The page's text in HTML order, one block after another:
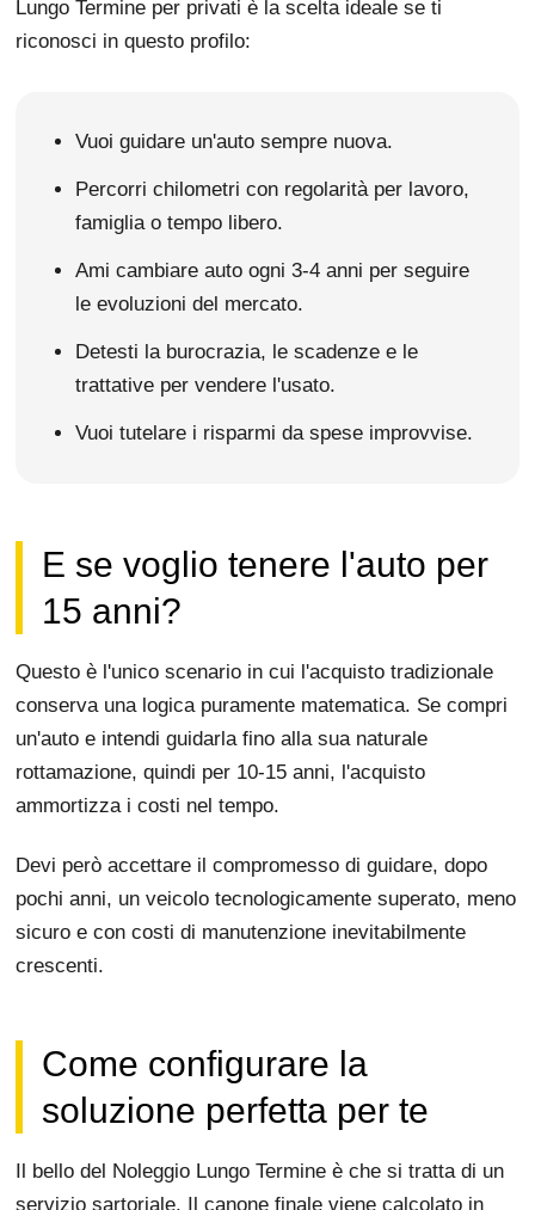
Lungo Termine per privati è la scelta ideale se ti
riconosci in questo profilo:
Vuoi guidare un'auto sempre nuova.
Percorri chilometri con regolarità per lavoro,
famiglia o tempo libero.
Ami cambiare auto ogni 3-4 anni per seguire
le evoluzioni del mercato.
Detesti la burocrazia, le scadenze e le
trattative per vendere l'usato.
Vuoi tutelare i risparmi da spese improvvise.
E se voglio tenere l'auto per
15 anni?
Questo è l'unico scenario in cui l'acquisto tradizionale
conserva una logica puramente matematica. Se compri
un'auto e intendi guidarla fino alla sua naturale
rottamazione, quindi per 10-15 anni, l'acquisto
ammortizza i costi nel tempo.
Devi però accettare il compromesso di guidare, dopo
pochi anni, un veicolo tecnologicamente superato, meno
sicuro e con costi di manutenzione inevitabilmente
crescenti.
Come configurare la
soluzione perfetta per te
Il bello del Noleggio Lungo Termine è che si tratta di un
servizio sartoriale. Il canone finale viene calcolato in